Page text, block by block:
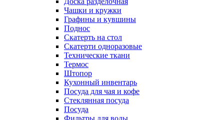
Чашки и кружки
Графины и кувшины
Поднос
Скатерть на стол
Скатерти одноразовые
Технические ткани
Термос
Штопор
Кухонный инвентарь
Посуда для чая и кофе
Стеклянная посуда
Посуда
Фильтры для воды